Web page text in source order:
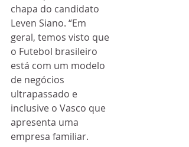
chapa do candidato
Leven Siano. “Em
geral, temos visto que
o Futebol brasileiro
está com um modelo
de negócios
ultrapassado e
inclusive o Vasco que
apresenta uma
empresa familiar.